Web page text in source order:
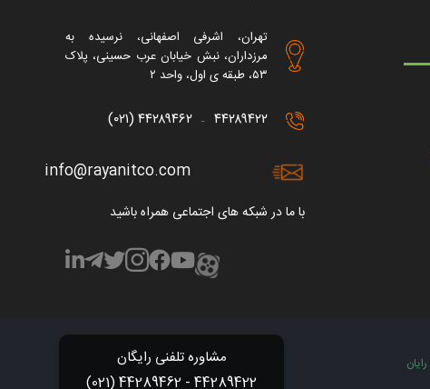
تهران، اشرفی اصفهانی، نرسیده به
مرزداران، نبش خیابان عرب حسینی، پلاک
۵۳، طبقه ی اول، واحد ۲
۴۴۲۸۹۴۲۲ – ۴۴۲۸۹۴۶۲ (۰۲۱)
info@rayanitco.com
با ما در شبکه های اجتماعی همراه باشید
رایان
44289422 - 44289462 (021)